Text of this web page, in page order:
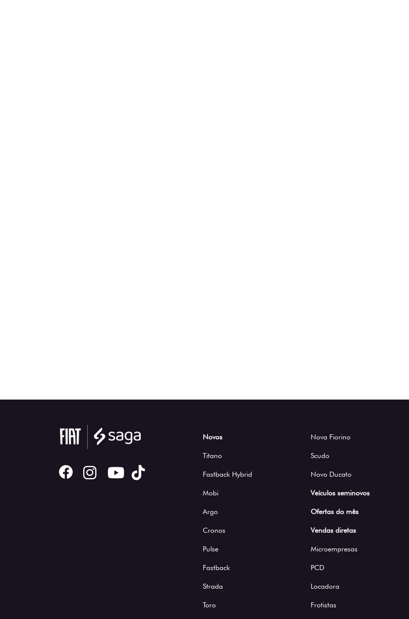
Novos
Titano
Fastback Hybrid
Mobi
Argo
Cronos
Pulse
Fastback
Strada
Toro
Nova Fiorino
Scudo
Novo Ducato
Veículos seminovos
Ofertas do mês
Vendas diretas
Microempresas
PCD
Locadora
Frotistas